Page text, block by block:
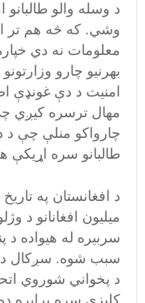
د وسله والو طالبانو
وشي. که څه هم تر
معلومات نه دي
بهرنيو چارو
امنيت د دې غونډې
مهال ترسره کيږي
چارواکو منلې چې
طالبانو سره
د افغانستان په
ميليون افغانانو د
سربيره له هيواده د
سبب شوه. سږکال د
د پخواني شوروي
کلیزې سره برابره